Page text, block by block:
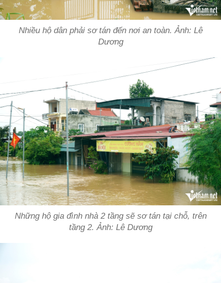
Nhiều hộ dân phải sơ tán đến nơi an toàn. Ảnh: Lê
Dương
Những hộ gia đình nhà 2 tầng sẽ sơ tán tại chỗ, trên
tầng 2. Ảnh: Lê Dương